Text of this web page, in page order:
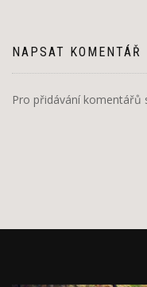
NAPSAT KOMENTÁŘ
Pro přidávání komentářů